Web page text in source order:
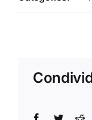
Facebook
Twitter